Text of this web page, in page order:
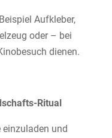
Aufkleber,
oder – bei
dienen.
Ritual
einzuladen und